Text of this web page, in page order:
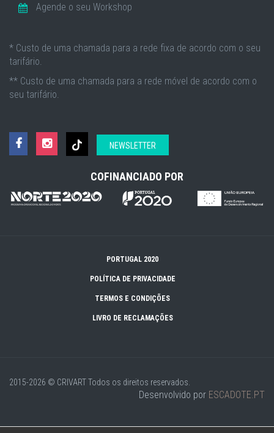
Agende o seu Workshop
* Custo de uma chamada para a rede fixa de acordo com o seu
tarifário.
** Custo de uma chamada para a rede móvel de acordo com o
seu tarifário.
NEWSLETTER
COFINANCIADO POR
PORTUGAL 2020
POLÍTICA DE PRIVACIDADE
TERMOS E CONDIÇÕES
LIVRO DE RECLAMAÇÕES
2015-2026 © CRIVARTTodos os direitos reservados.
Desenvolvido por ESCADOTE.PT